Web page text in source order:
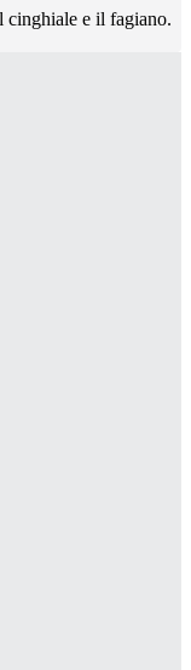
cinghiale e il fagiano.